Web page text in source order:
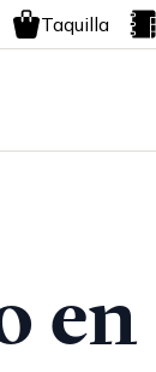
Taquilla
en